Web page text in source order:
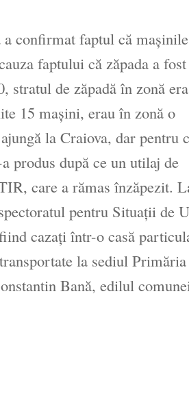
confirmat faptul că
faptului că zăpada a fost
de zăpadă în zonă
15 maşini, erau în zonă o
la Craiova, dar pentru
produs după ce un utilaj de
care a rămas înzăpezit.
pentru Situaţii de
cazaţi într-o casă
la sediul Primăria
Bană, edilul comunei